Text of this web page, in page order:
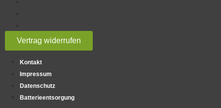
Vertrag widerrufen
Kontakt
Impressum
Datenschutz
Batterieentsorgung